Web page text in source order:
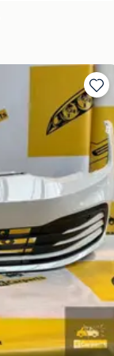
Ajouter
aux
favoris